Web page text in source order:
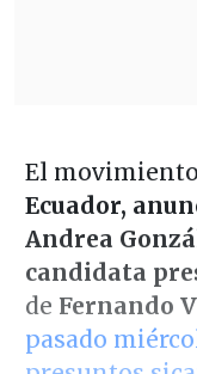
El
Ecuador,
Andrea
candidata
de Fernando
pasado